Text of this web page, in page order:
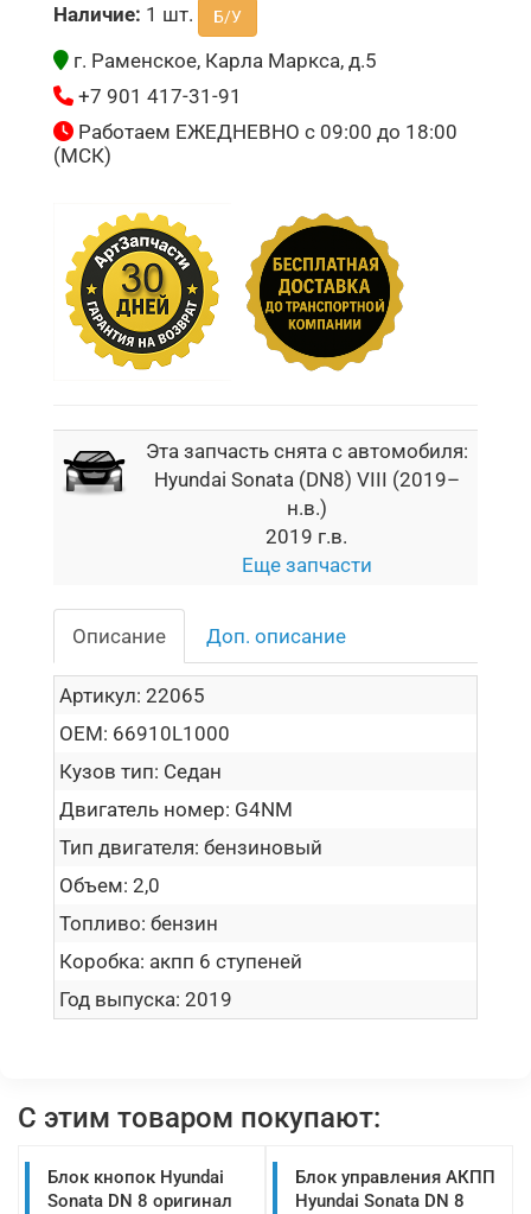
Наличие: 1 шт. Б/У
г. Раменское, Карла Маркса, д.5
+7 901 417-31-91
Работаем ЕЖЕДНЕВНО с 09:00 до 18:00
(МСК)
Эта запчасть снята с автомобиля:
Hyundai Sonata (DN8) VIII (2019–
н.в.)
2019 г.в.
Еще запчасти
Описание Доп. описание
Артикул: 22065
OEM: 66910L1000
Кузов тип: Седан
Двигатель номер: G4NM
Тип двигателя: бензиновый
Объем: 2,0
Топливо: бензин
Коробка: акпп 6 ступеней
Год выпуска: 2019
С этим товаром покупают:
Блок кнопок Hyundai
Sonata DN 8 оригинал
Блок управления АКПП
Hyundai Sonata DN 8